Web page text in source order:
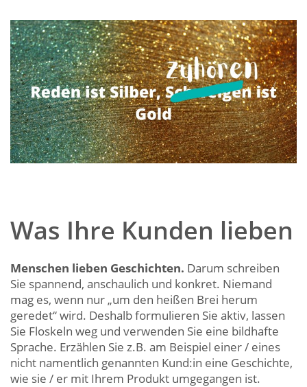
Was Ihre Kunden lieben
Menschen lieben Geschichten. Darum schreiben
Sie spannend, anschaulich und konkret. Niemand
mag es, wenn nur „um den heißen Brei herum
geredet“ wird. Deshalb formulieren Sie aktiv, lassen
Sie Floskeln weg und verwenden Sie eine bildhafte
Sprache. Erzählen Sie z.B. am Beispiel einer / eines
nicht namentlich genannten Kund:in eine Geschichte,
wie sie / er mit Ihrem Produkt umgegangen ist.